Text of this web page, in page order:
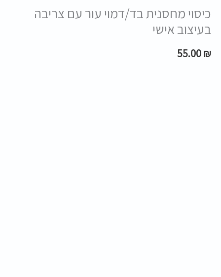
כיסוי מחסנית בד/דמוי עור עם צריבה
בעיצוב אישי
55.00₪